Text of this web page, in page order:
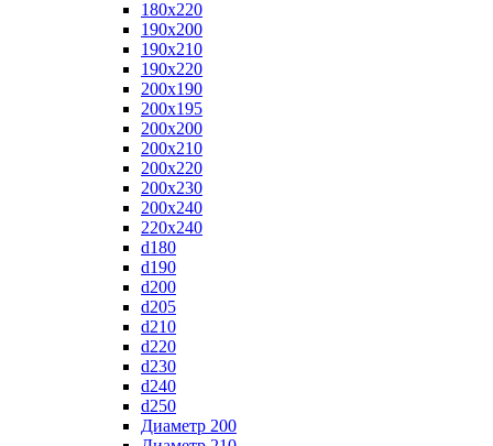
180x220
190x200
190x210
190x220
200x190
200x195
200x200
200x210
200x220
200x230
200x240
220x240
d180
d190
d200
d205
d210
d220
d230
d240
d250
Диаметр 200